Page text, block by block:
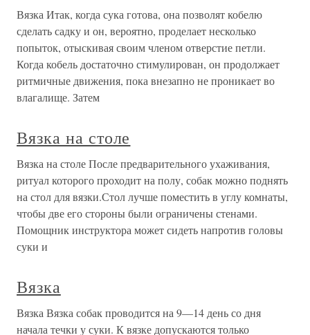
Вязка Итак, когда сука готова, она позволят кобелю
сделать садку и он, вероятно, проделает несколько
попыток, отыскивая своим членом отверстие петли.
Когда кобель достаточно стимулирован, он продолжает
ритмичные движения, пока внезапно не проникает во
влагалище. Затем
Вязка на столе
Вязка на столе После предварительного ухаживания,
ритуал которого проходит на полу, собак можно поднять
на стол для вязки.Стол лучше поместить в углу комнаты,
чтобы две его стороны были ограничены стенами.
Помощник инструктора может сидеть напротив головы
суки и
Вязка
Вязка Вязка собак проводится на 9—14 день со дня
начала течки у суки. К вязке допускаются только